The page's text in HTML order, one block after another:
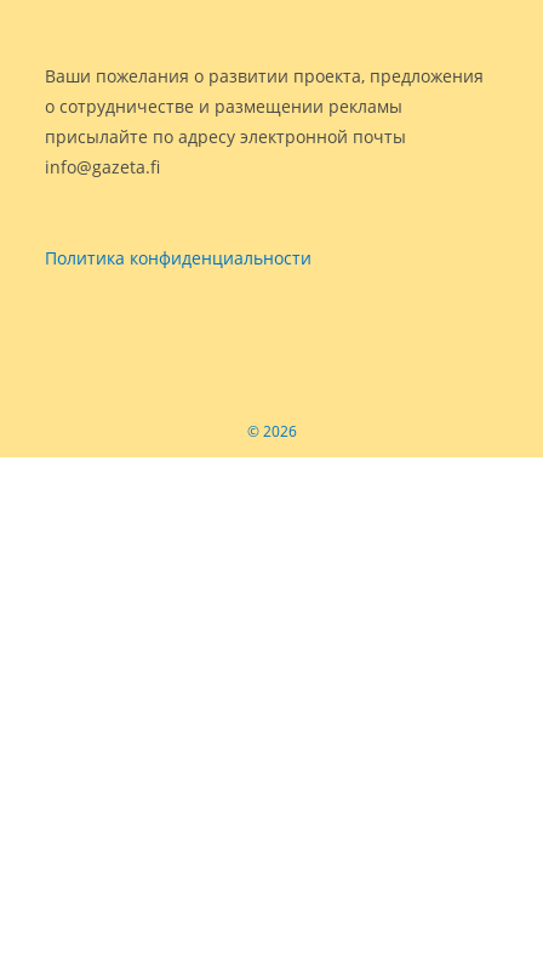
Ваши пожелания о развитии проекта, предложения
о сотрудничестве и размещении рекламы
присылайте по адресу электронной почты
info@gazeta.fi
Политика конфиденциальности
© 2026